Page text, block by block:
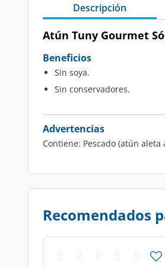
Descripción
Atún Tuny Gourmet
Beneficios
Sin soya.
Sin conservadores.
Advertencias
Contiene: Pescado (atún aleta
Recomendados